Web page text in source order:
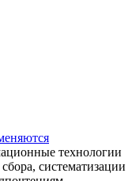
технологии
систематизации